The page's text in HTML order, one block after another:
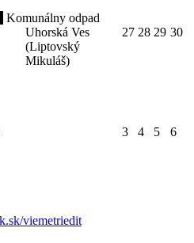
Komunálny odpad
Uhorská Ves
(Liptovský
Mikuláš)
27 28 29 30
3 4 5 6
viemetriedit